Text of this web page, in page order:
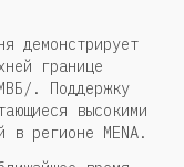
демонстрирует
границе
. Поддержку
высокими
в регионе MENA.